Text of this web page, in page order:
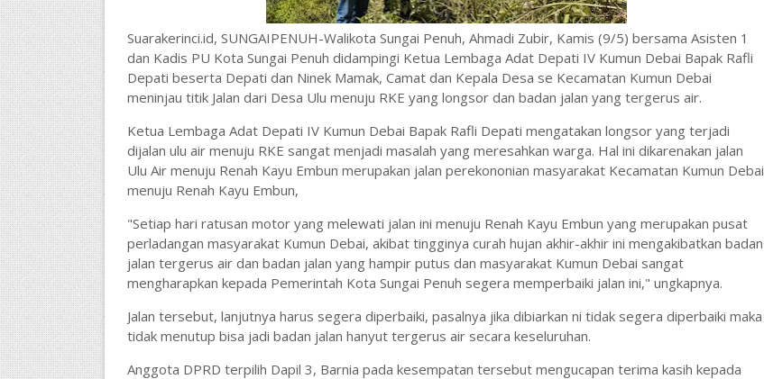
Suarakerinci.id, SUNGAIPENUH-Walikota Sungai Penuh, Ahmadi Zubir, Kamis (9/5) bersama Asisten 1
dan Kadis PU Kota Sungai Penuh didampingi Ketua Lembaga Adat Depati IV Kumun Debai Bapak Rafli
Depati beserta Depati dan Ninek Mamak, Camat dan Kepala Desa se Kecamatan Kumun Debai
meninjau titik Jalan dari Desa Ulu menuju RKE yang longsor dan badan jalan yang tergerus air.
Ketua Lembaga Adat Depati IV Kumun Debai Bapak Rafli Depati mengatakan longsor yang terjadi
dijalan ulu air menuju RKE sangat menjadi masalah yang meresahkan warga. Hal ini dikarenakan jalan
Ulu Air menuju Renah Kayu Embun merupakan jalan perekononian masyarakat Kecamatan Kumun Debai
menuju Renah Kayu Embun,
"Setiap hari ratusan motor yang melewati jalan ini menuju Renah Kayu Embun yang merupakan pusat
perladangan masyarakat Kumun Debai, akibat tingginya curah hujan akhir-akhir ini mengakibatkan badan
jalan tergerus air dan badan jalan yang hampir putus dan masyarakat Kumun Debai sangat
mengharapkan kepada Pemerintah Kota Sungai Penuh segera memperbaiki jalan ini," ungkapnya.
Jalan tersebut, lanjutnya harus segera diperbaiki, pasalnya jika dibiarkan ni tidak segera diperbaiki maka
tidak menutup bisa jadi badan jalan hanyut tergerus air secara keseluruhan.
Anggota DPRD terpilih Dapil 3, Barnia pada kesempatan tersebut mengucapan terima kasih kepada